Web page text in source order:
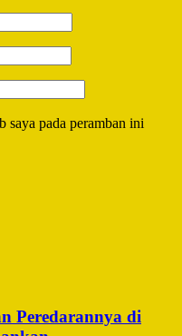
saya pada peramban ini
Peredarannya di